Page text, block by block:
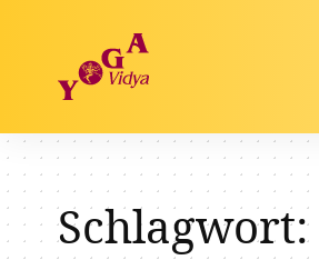
Schlagwort: